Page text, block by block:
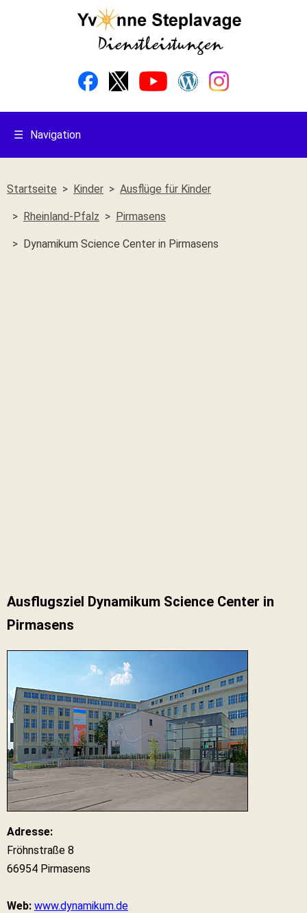
☰ Navigation
Startseite Kinder Ausflüge für Kinder
Rheinland-Pfalz Pirmasens
Dynamikum Science Center in Pirmasens
Ausflugsziel Dynamikum Science Center in
Pirmasens
Adresse:
Fröhnstraße 8
66954 Pirmasens
Web: www.dynamikum.de